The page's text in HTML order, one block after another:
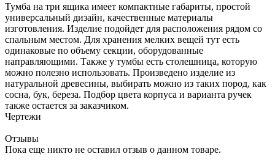
Тумба на три ящика имеет компактные габариты, простой
универсальный дизайн, качественные материалы
изготовления. Изделие подойдет для расположения рядом со
спальным местом. Для хранения мелких вещей тут есть
одинаковые по объему секции, оборудованные
направляющими. Также у тумбы есть столешница, которую
можно полезно использовать. Произведено изделие из
натуральной древесины, выбирать можно из таких пород, как
сосна, бук, береза. Подбор цвета корпуса и варианта ручек
также остается за заказчиком.
Чертежи
Отзывы
Пока еще никто не оставил отзыв о данном товаре.